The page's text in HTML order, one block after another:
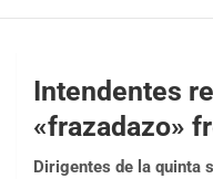
Intendentes
«frazadazo»
Dirigentes de la quinta